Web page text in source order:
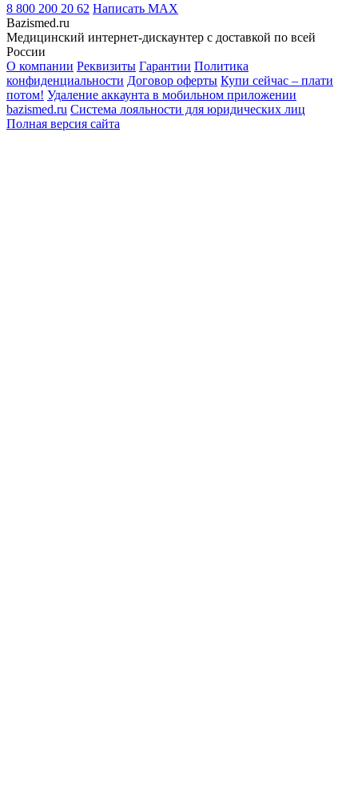
8 800 200 20 62 Написать MAX
Bazismed.ru
Медицинский интернет-дискаунтер с доставкой по всей
России
О компании Реквизиты Гарантии Политика
конфиденциальности Договор оферты Купи сейчас – плати
потом! Удаление аккаунта в мобильном приложении
bazismed.ru Система лояльности для юридических лиц
Полная версия сайта